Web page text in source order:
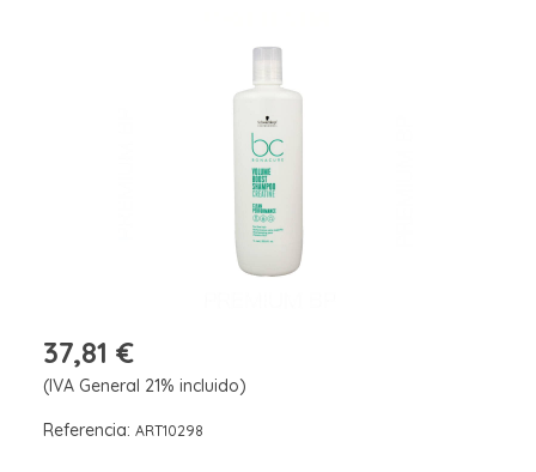
37,81 €
(IVA General 21% incluido)
Referencia: ART10298